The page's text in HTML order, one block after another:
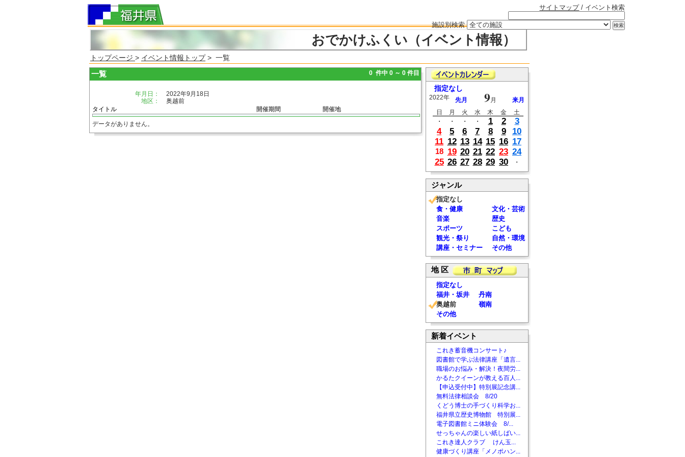
サイトマップ/ イベント検索
施設別検索
おでかけふくい（イベント情報）
トップページ > イベント情報トップ> 一覧
一覧 0 件中 0 ～ 0 件目
年月日：
2022年9月18日
地区：
奥越前
タイトル
開催期間 開催地
データがありません。
指定なし
2022年 先月 9月
来月
日
月 火 水 木 金
土
・
・ ・ ・ 1 2
3
4
5 6 7 8 9
10
11 12 13 14 15 16 17
18 19 20 21 22 23 24
25 26 27 28 29 30 ・
ジャンル
指定なし
食・健康
文化・芸術
音楽
歴史
スポーツ
こども
観光・祭り
自然・環境
講座・セミナー
その他
地 区
指定なし
福井・坂井
丹南
奥越前
嶺南
その他
新着イベント
これき蓄音機コンサート♪
図書館で学ぶ法律講座「遺言...
職場のお悩み・解決！夜間労...
かるたクイーンが教える百人...
【申込受付中】特別展記念講...
無料法律相談会 8/20
くどう博士の手づくり科学お...
福井県立歴史博物館 特別展...
電子図書館ミニ体験会 8/...
せっちゃんの楽しい紙しばい...
これき達人クラブ けん玉...
健康づくり講座「メノポハン...